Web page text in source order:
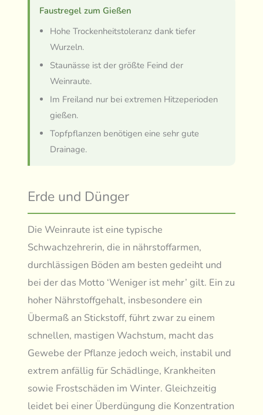
Faustregel zum Gießen
Hohe Trockenheitstoleranz dank tiefer
Wurzeln.
Staunässe ist der größte Feind der
Weinraute.
Im Freiland nur bei extremen Hitzeperioden
gießen.
Topfpflanzen benötigen eine sehr gute
Drainage.
Erde und Dünger
Die Weinraute ist eine typische
Schwachzehrerin, die in nährstoffarmen,
durchlässigen Böden am besten gedeiht und
bei der das Motto ‘Weniger ist mehr’ gilt. Ein zu
hoher Nährstoffgehalt, insbesondere ein
Übermaß an Stickstoff, führt zwar zu einem
schnellen, mastigen Wachstum, macht das
Gewebe der Pflanze jedoch weich, instabil und
extrem anfällig für Schädlinge, Krankheiten
sowie Frostschäden im Winter. Gleichzeitig
leidet bei einer Überdüngung die Konzentration